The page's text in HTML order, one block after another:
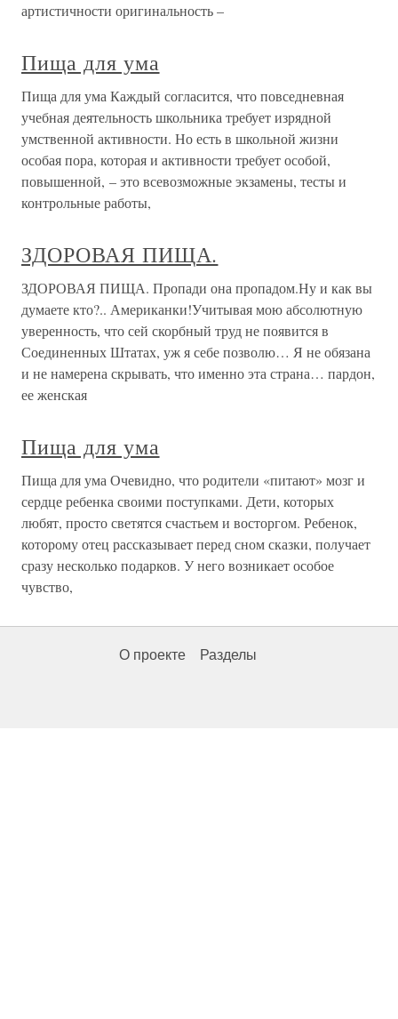
артистичности оригинальность –
Пища для ума
Пища для ума Каждый согласится, что повседневная
учебная деятельность школьника требует изрядной
умственной активности. Но есть в школьной жизни
особая пора, которая и активности требует особой,
повышенной, – это всевозможные экзамены, тесты и
контрольные работы,
ЗДОРОВАЯ ПИЩА.
ЗДОРОВАЯ ПИЩА. Пропади она пропадом.Ну и как вы
думаете кто?.. Американки!Учитывая мою абсолютную
уверенность, что сей скорбный труд не появится в
Соединенных Штатах, уж я себе позволю… Я не обязана
и не намерена скрывать, что именно эта страна… пардон,
ее женская
Пища для ума
Пища для ума Очевидно, что родители «питают» мозг и
сердце ребенка своими поступками. Дети, которых
любят, просто светятся счастьем и восторгом. Ребенок,
которому отец рассказывает перед сном сказки, получает
сразу несколько подарков. У него возникает особое
чувство,
О проекте Разделы